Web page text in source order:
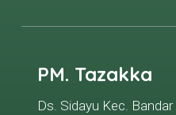
PM. Tazakka
Ds. Sidayu Kec.